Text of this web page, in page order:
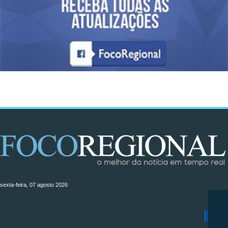
sexta-feira, 07 agosto 2026